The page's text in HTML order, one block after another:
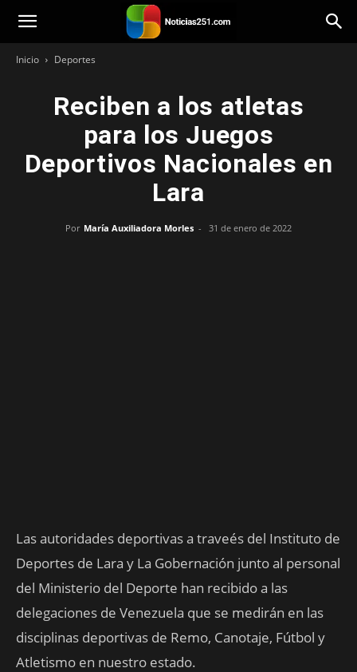
Noticias251
Inicio Deportes
Reciben a los atletas
para los Juegos
Deportivos Nacionales en
Lara
Por María Auxiliadora Morles - 31 de enero de 2022
Las autoridades deportivas a traveés del Instituto de
Deportes de Lara y La Gobernación junto al personal
del Ministerio del Deporte han recibido a las
delegaciones de Venezuela que se medirán en las
disciplinas deportivas de Remo, Canotaje, Fútbol y
Atletismo en nuestro estado.